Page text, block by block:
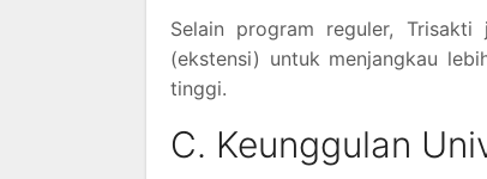
Selain program reguler,
(ekstensi) untuk menjangkau
tinggi.
C. Keunggulan